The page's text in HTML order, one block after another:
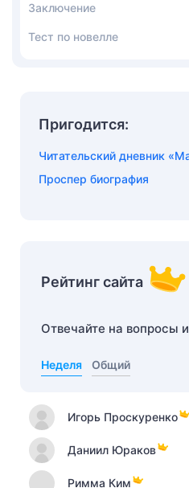
Заключение
Тест по новелле
Пригодится:
Читательский дневник
Проспер биография
Рейтинг сайта
Отвечайте на вопросы
Неделя Общий
Игорь Проскуренко
Даниил Юраков
Римма Ким